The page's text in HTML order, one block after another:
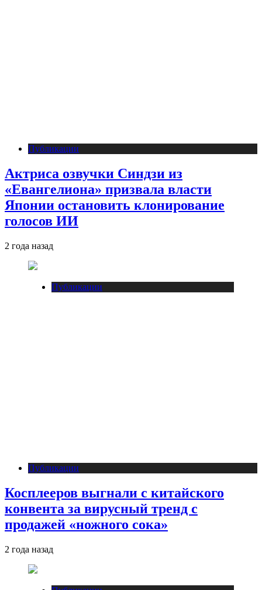
Публикации
Актриса озвучки Синдзи из
«Евангелиона» призвала власти
Японии остановить клонирование
голосов ИИ
2 года назад
Публикации
Публикации
Косплееров выгнали с китайского
конвента за вирусный тренд с
продажей «ножного сока»
2 года назад